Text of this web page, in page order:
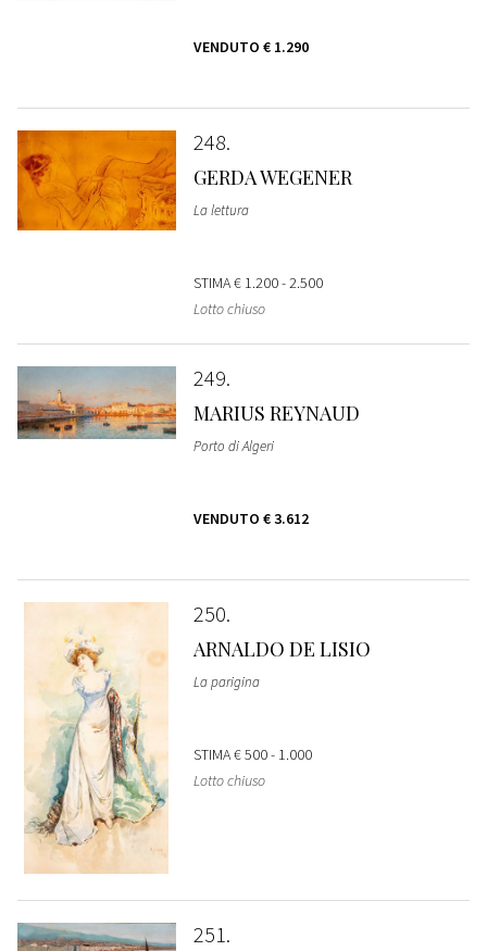
VENDUTO € 1.290
248
GERDA WEGENER
La lettura
STIMA€ 1.200 - 2.500
Lotto chiuso
249
MARIUS REYNAUD
Porto di Algeri
VENDUTO € 3.612
250
ARNALDO DE LISIO
La parigina
STIMA€ 500 - 1.000
Lotto chiuso
251